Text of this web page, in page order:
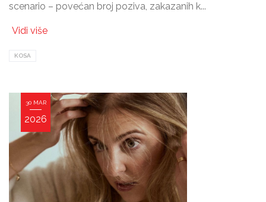
scenario – povećan broj poziva, zakazanih k...
Vidi više
KOSA
30 MAR
2026